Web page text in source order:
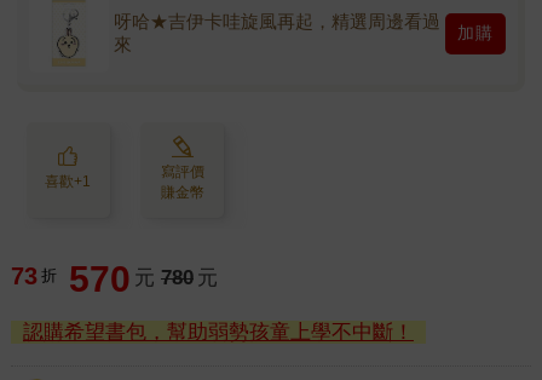
呀哈★吉伊卡哇旋風再起，精選周邊看過
來
加購
喜歡+1
寫評價
賺金幣
73 折 570 元 780 元
認購希望書包，幫助弱勢孩童上學不中斷！